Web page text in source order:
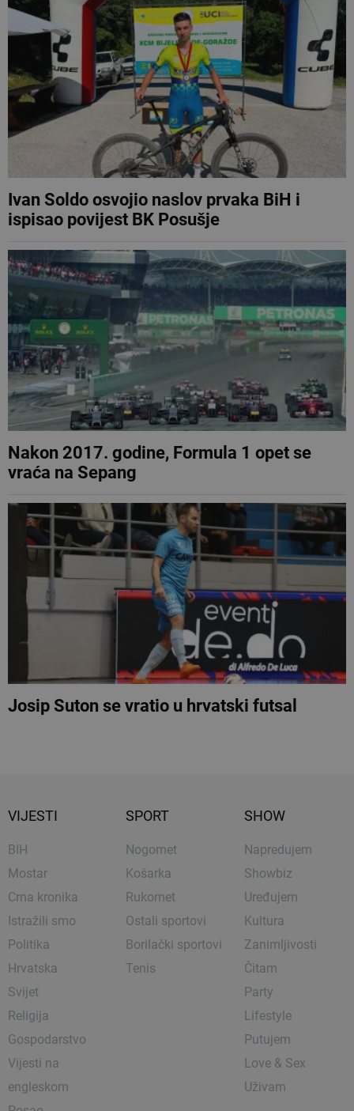
Ivan Soldo osvojio naslov prvaka BiH i
ispisao povijest BK Posušje
Nakon 2017. godine, Formula 1 opet se
vraća na Sepang
Josip Suton se vratio u hrvatski futsal
VIJESTI
BIH
Mostar
Crna kronika
Istražili smo
Politika
Hrvatska
Svijet
Religija
Gospodarstvo
Vijesti na
engleskom
SPORT
Nogomet
Košarka
Rukomet
Ostali sportovi
Borilački sportovi
Tenis
SHOW
Napredujem
Showbiz
Uređujem
Kultura
Zanimljivosti
Čitam
Party
Lifestyle
Putujem
Love & Sex
Uživam